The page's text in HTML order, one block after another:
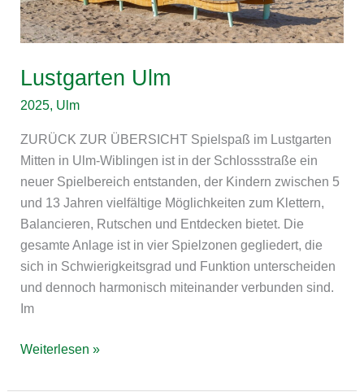
Lustgarten Ulm
2025, Ulm
ZURÜCK ZUR ÜBERSICHT Spielspaß im Lustgarten
Mitten in Ulm-Wiblingen ist in der Schlossstraße ein
neuer Spielbereich entstanden, der Kindern zwischen 5
und 13 Jahren vielfältige Möglichkeiten zum Klettern,
Balancieren, Rutschen und Entdecken bietet. Die
gesamte Anlage ist in vier Spielzonen gegliedert, die
sich in Schwierigkeitsgrad und Funktion unterscheiden
und dennoch harmonisch miteinander verbunden sind.
Im
Weiterlesen »